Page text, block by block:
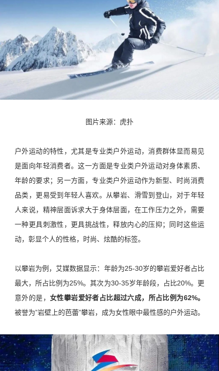
图片来源：虎扑
户外运动的特性，尤其是专业类户外运动，消费群体显而易见
是面向年轻消费者。这一方面是专业类户外运动对身体素质、
年龄的要求；另一方面，专业类户外运动作为新型、时尚消费
品类，更易受到年轻人喜欢。从攀岩、滑雪到登山，对于年轻
人来说，精神层面诉求大于身体层面，在工作压力之外，需要
一种更具刺激性，更具挑战性，释放内心的压抑；同时这些运
动，彰显个人的性格，时尚、炫酷的标签。
以攀岩为例，艾媒数据显示：年龄为25-30岁的攀岩爱好者占比
最大，所占比例为25%。其次为30-35岁年龄段，占比20%。更
意外的是， 女性攀岩爱好者占比超过六成，所占比例为62%。
被誉为”岩壁上的芭蕾”攀岩，成为女性眼中最性感的户外运动。